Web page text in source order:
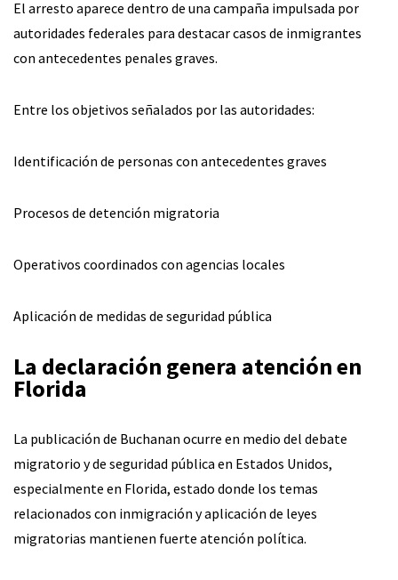
El arresto aparece dentro de una campaña impulsada por
autoridades federales para destacar casos de inmigrantes
con antecedentes penales graves.
Entre los objetivos señalados por las autoridades:
Identificación de personas con antecedentes graves
Procesos de detención migratoria
Operativos coordinados con agencias locales
Aplicación de medidas de seguridad pública
La declaración genera atención en
Florida
La publicación de Buchanan ocurre en medio del debate
migratorio y de seguridad pública en Estados Unidos,
especialmente en Florida, estado donde los temas
relacionados con inmigración y aplicación de leyes
migratorias mantienen fuerte atención política.